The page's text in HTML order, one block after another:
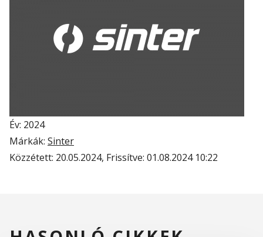
Év: 2024
Márkák: Sinter
Közzétett: 20.05.2024, Frissítve: 01.08.2024 10:22